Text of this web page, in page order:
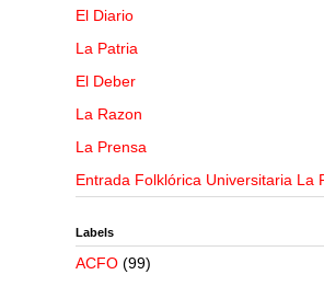
El Diario
La Patria
El Deber
La Razon
La Prensa
Entrada Folklórica Universitaria La
Labels
ACFO (99)